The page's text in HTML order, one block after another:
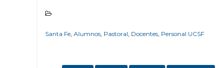
Santa Fe, Alumnos, Pastoral, Docentes, Personal UCSF